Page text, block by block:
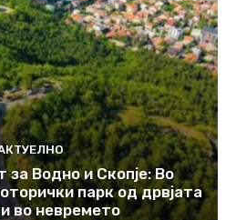
за Водно и Скопје: Во
парк од дрвјата
во невремето